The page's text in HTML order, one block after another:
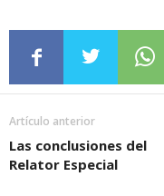
Artículo anterior
Las conclusiones del
Relator Especial